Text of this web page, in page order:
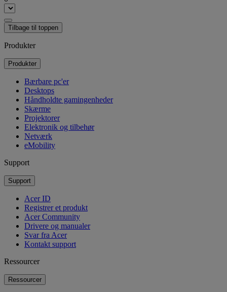
Tilbage til toppen
Produkter
Produkter
Bærbare pc'er
Desktops
Håndholdte gamingenheder
Skærme
Projektorer
Elektronik og tilbehør
Netværk
eMobility
Support
Support
Acer ID
Registrer et produkt
Acer Community
Drivere og manualer
Svar fra Acer
Kontakt support
Ressourcer
Ressourcer